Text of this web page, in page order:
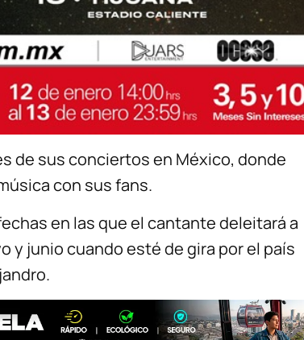
de sus conciertos en México, donde
con sus fans.
en las que el cantante deleitará a
y junio cuando esté de gira por el país